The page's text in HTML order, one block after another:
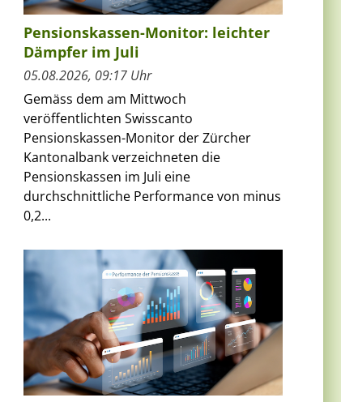
Pensionskassen-Monitor: leichter
Dämpfer im Juli
05.08.2026, 09:17 Uhr
Gemäss dem am Mittwoch
veröffentlichten Swisscanto
Pensionskassen-Monitor der Zürcher
Kantonalbank verzeichneten die
Pensionskassen im Juli eine
durchschnittliche Performance von minus
0,2...